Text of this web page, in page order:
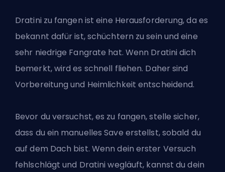
Dratini zu fangen ist eine Herausforderung, da es
bekannt dafür ist, schüchtern zu sein und eine
sehr niedrige Fangrate hat. Wenn Dratini dich
bemerkt, wird es schnell fliehen. Daher sind
Vorbereitung und Heimlichkeit entscheidend.
Bevor du versuchst, es zu fangen, stelle sicher,
dass du ein manuelles Save erstellst, sobald du
auf dem Dach bist. Wenn dein erster Versuch
fehlschlägt und Dratini wegläuft, kannst du dein